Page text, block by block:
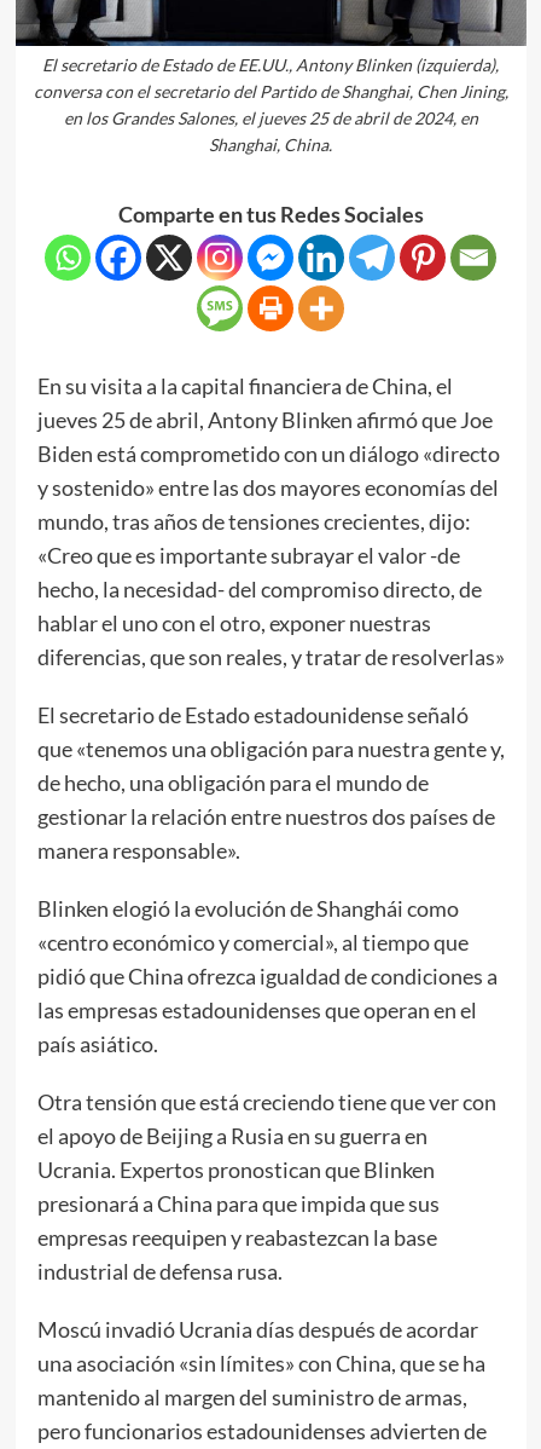
El secretario de Estado de EE.UU., Antony Blinken (izquierda),
conversa con el secretario del Partido de Shanghai, Chen Jining,
en los Grandes Salones, el jueves 25 de abril de 2024, en
Shanghai, China.
Comparte en tus Redes Sociales
En su visita a la capital financiera de China, el
jueves 25 de abril, Antony Blinken afirmó que Joe
Biden está comprometido con un diálogo «directo
y sostenido» entre las dos mayores economías del
mundo, tras años de tensiones crecientes, dijo:
«Creo que es importante subrayar el valor -de
hecho, la necesidad- del compromiso directo, de
hablar el uno con el otro, exponer nuestras
diferencias, que son reales, y tratar de resolverlas»
El secretario de Estado estadounidense señaló
que «tenemos una obligación para nuestra gente y,
de hecho, una obligación para el mundo de
gestionar la relación entre nuestros dos países de
manera responsable».
Blinken elogió la evolución de Shanghái como
«centro económico y comercial», al tiempo que
pidió que China ofrezca igualdad de condiciones a
las empresas estadounidenses que operan en el
país asiático.
Otra tensión que está creciendo tiene que ver con
el apoyo de Beijing a Rusia en su guerra en
Ucrania. Expertos pronostican que Blinken
presionará a China para que impida que sus
empresas reequipen y reabastezcan la base
industrial de defensa rusa.
Moscú invadió Ucrania días después de acordar
una asociación «sin límites» con China, que se ha
mantenido al margen del suministro de armas,
pero funcionarios estadounidenses advierten de